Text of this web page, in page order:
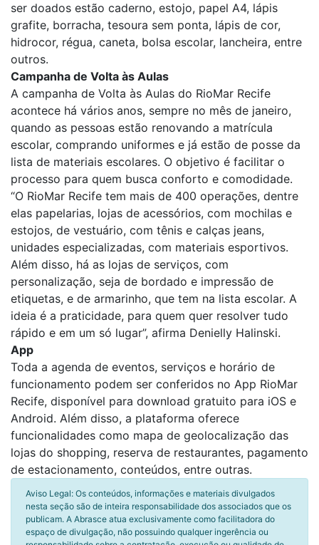
ser doados estão caderno, estojo, papel A4, lápis
grafite, borracha, tesoura sem ponta, lápis de cor,
hidrocor, régua, caneta, bolsa escolar, lancheira, entre
outros.
Campanha de Volta às Aulas
A campanha de Volta às Aulas do RioMar Recife
acontece há vários anos, sempre no mês de janeiro,
quando as pessoas estão renovando a matrícula
escolar, comprando uniformes e já estão de posse da
lista de materiais escolares. O objetivo é facilitar o
processo para quem busca conforto e comodidade.
“O RioMar Recife tem mais de 400 operações, dentre
elas papelarias, lojas de acessórios, com mochilas e
estojos, de vestuário, com tênis e calças jeans,
unidades especializadas, com materiais esportivos.
Além disso, há as lojas de serviços, com
personalização, seja de bordado e impressão de
etiquetas, e de armarinho, que tem na lista escolar. A
ideia é a praticidade, para quem quer resolver tudo
rápido e em um só lugar”, afirma Denielly Halinski.
App
Toda a agenda de eventos, serviços e horário de
funcionamento podem ser conferidos no App RioMar
Recife, disponível para download gratuito para iOS e
Android. Além disso, a plataforma oferece
funcionalidades como mapa de geolocalização das
lojas do shopping, reserva de restaurantes, pagamento
de estacionamento, conteúdos, entre outras.
Aviso Legal: Os conteúdos, informações e materiais divulgados
nesta seção são de inteira responsabilidade dos associados que os
publicam. A Abrasce atua exclusivamente como facilitadora do
espaço de divulgação, não possuindo qualquer ingerência ou